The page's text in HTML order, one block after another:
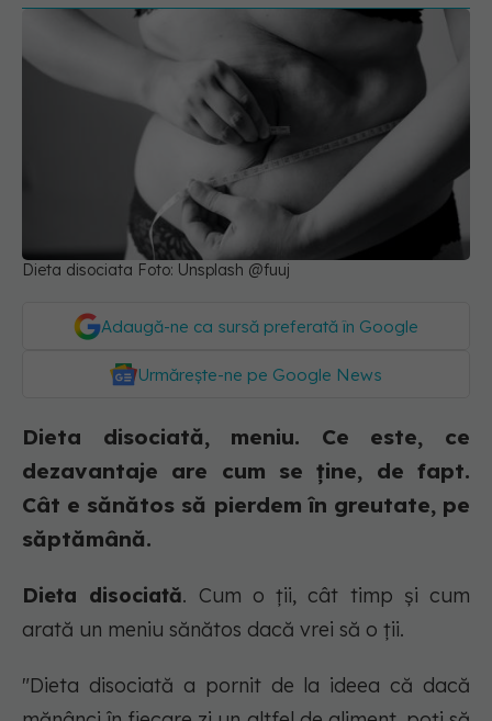
Dieta disociata Foto: Unsplash @fuuj
Adaugă-ne ca sursă preferată în Google
Urmărește-ne pe Google News
Dieta disociată, meniu. Ce este, ce
dezavantaje are cum se ține, de fapt.
Cât e sănătos să pierdem în greutate, pe
săptămână.
Dieta disociată. Cum o ții, cât timp și cum
arată un meniu sănătos dacă vrei să o ții.
"Dieta disociată a pornit de la ideea că dacă